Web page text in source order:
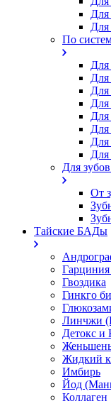
Для
По
Для
Для
Для
Для
Для
Для
Для
Для
От
Тайские БАДы
Гвоздика
Гинкго
Линчжи
Детокс и
Жидкий
Имбирь
Йод
Коллаген